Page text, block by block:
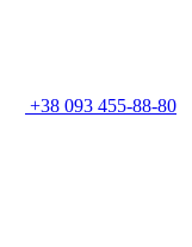
+38 093 455-88-80